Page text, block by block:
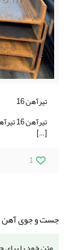
تیرآهن 16
تیرآهن 16 تیرآهن، محصول ثانویه شمش های فولادی نورد گرم است و
[…]
1
جست و جوی آهن